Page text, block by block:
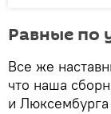
Равные по
Все же
что наша
и